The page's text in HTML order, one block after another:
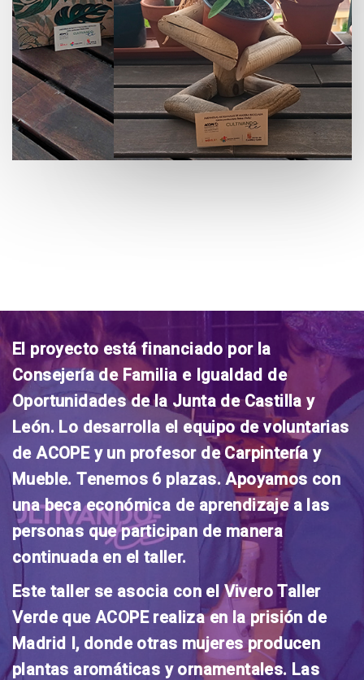
El proyecto está financiado por la
Consejería de Familia e Igualdad de
Oportunidades de la Junta de Castilla y
León. Lo desarrolla el equipo de voluntarias
de ACOPE y un profesor de Carpintería y
Mueble. Tenemos 6 plazas. Apoyamos con
una beca económica de aprendizaje a las
personas que participan de manera
continuada en el taller.
Este taller se asocia con el Vivero Taller
Verde que ACOPE realiza en la prisión de
Madrid I, donde otras mujeres producen
plantas aromáticas y ornamentales. Las